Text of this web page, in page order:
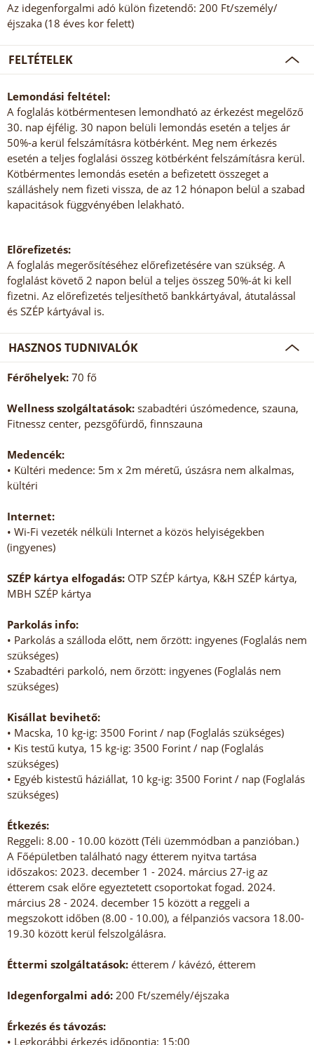
Az idegenforgalmi adó külön fizetendő: 200 Ft/személy/
éjszaka (18 éves kor felett)
FELTÉTELEK
Lemondási feltétel:
A foglalás kötbérmentesen lemondható az érkezést megelőző
30. nap éjfélig. 30 napon belüli lemondás esetén a teljes ár
50%-a kerül felszámításra kötbérként. Meg nem érkezés
esetén a teljes foglalási összeg kötbérként felszámításra kerül.
Kötbérmentes lemondás esetén a befizetett összeget a
szálláshely nem fizeti vissza, de az 12 hónapon belül a szabad
kapacitások függvényében lelakható.
Előrefizetés:
A foglalás megerősítéséhez előrefizetésére van szükség. A
foglalást követő 2 napon belül a teljes összeg 50%-át ki kell
fizetni. Az előrefizetés teljesíthető bankkártyával, átutalással
és SZÉP kártyával is.
HASZNOS TUDNIVALÓK
Férőhelyek: 70 fő
Wellness szolgáltatások: szabadtéri úszómedence, szauna,
Fitnessz center, pezsgőfürdő, finnszauna
Medencék:
• Kültéri medence: 5m x 2m méretű, úszásra nem alkalmas,
kültéri
Internet:
• Wi-Fi vezeték nélküli Internet a közös helyiségekben
(ingyenes)
SZÉP kártya elfogadás: OTP SZÉP kártya, K&H SZÉP kártya,
MBH SZÉP kártya
Parkolás info:
• Parkolás a szálloda előtt, nem őrzött: ingyenes (Foglalás nem
szükséges)
• Szabadtéri parkoló, nem őrzött: ingyenes (Foglalás nem
szükséges)
Kisállat bevihető:
• Macska, 10 kg-ig: 3500 Forint / nap (Foglalás szükséges)
• Kis testű kutya, 15 kg-ig: 3500 Forint / nap (Foglalás
szükséges)
• Egyéb kistestű háziállat, 10 kg-ig: 3500 Forint / nap (Foglalás
szükséges)
Étkezés:
Reggeli: 8.00 - 10.00 között (Téli üzemmódban a panzióban.)
A Főépületben található nagy étterem nyitva tartása
időszakos: 2023. december 1 - 2024. március 27-ig az
étterem csak előre egyeztetett csoportokat fogad. 2024.
március 28 - 2024. december 15 között a reggeli a
megszokott időben (8.00 - 10.00), a félpanziós vacsora 18.00-
19.30 között kerül felszolgálásra.
Éttermi szolgáltatások: étterem / kávézó, étterem
Idegenforgalmi adó: 200 Ft/személy/éjszaka
Érkezés és távozás:
• Legkorábbi érkezés időpontja: 15:00